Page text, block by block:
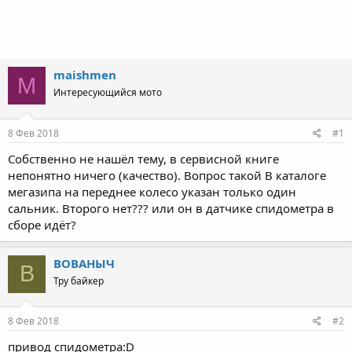
M maishmen
Интересующийся мото
8 Фев 2018 #1
Собственно не нашёл тему, в сервисной книге
непонятно ничего (качество). Вопрос такой В каталоге
мегазипа на переднее колесо указан только один
сальник. Второго нет??? или он в датчике спидометра в
сборе идёт?
В ВОВАНЫЧ
Тру байкер
8 Фев 2018 #2
привод спидометра:D